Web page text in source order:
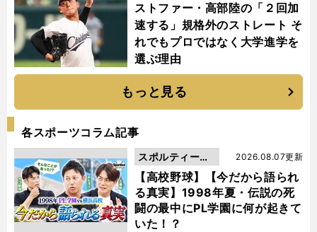
ストファー・高部陸の「２回加
速する」規格外のストレート そ
れでもプロではなく大学進学を
選ぶ理由
もっと見る
各スポーツコラム記事
【高校野球】【今だから語られ
る真実】1998年夏・伝説の死
闘の最中にPL学園に何が起きて
いた！？
2026.08.07更新
スポルティーバ
動画